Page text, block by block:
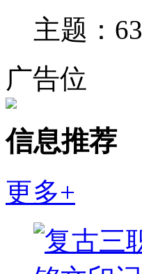
主题：
广告位
信息推荐
更多+